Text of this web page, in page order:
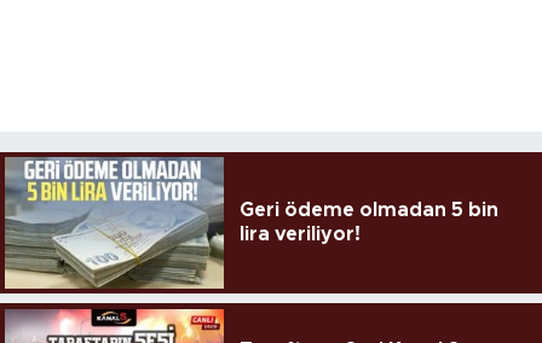
Geri ödeme olmadan 5 bin
lira veriliyor!